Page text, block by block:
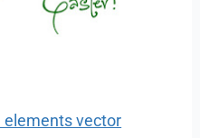
elements vector